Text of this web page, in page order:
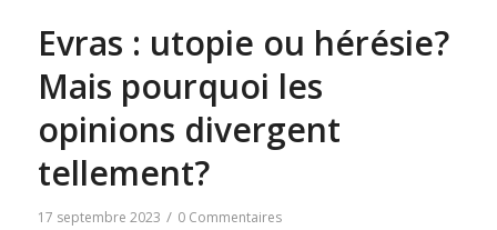
Evras : utopie ou hérésie?
Mais pourquoi les
opinions divergent
tellement?
17 septembre 2023 / 0 Commentaires